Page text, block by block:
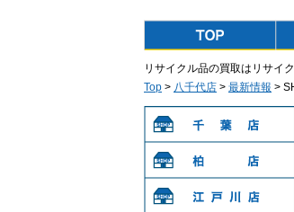
リサイクル品の買取はリサイ
Top > 八千代店 > 最新情報 >